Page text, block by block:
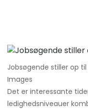
Jobsøgende stiller op
Images
Det er interessante
ledighedsniveauer